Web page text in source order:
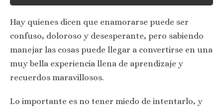
Hay quienes dicen que enamorarse puede ser
confuso, doloroso y desesperante, pero sabiendo
manejar las cosas puede llegar a convertirse en una
muy bella experiencia llena de aprendizaje y
recuerdos maravillosos.
Lo importante es no tener miedo de intentarlo, y